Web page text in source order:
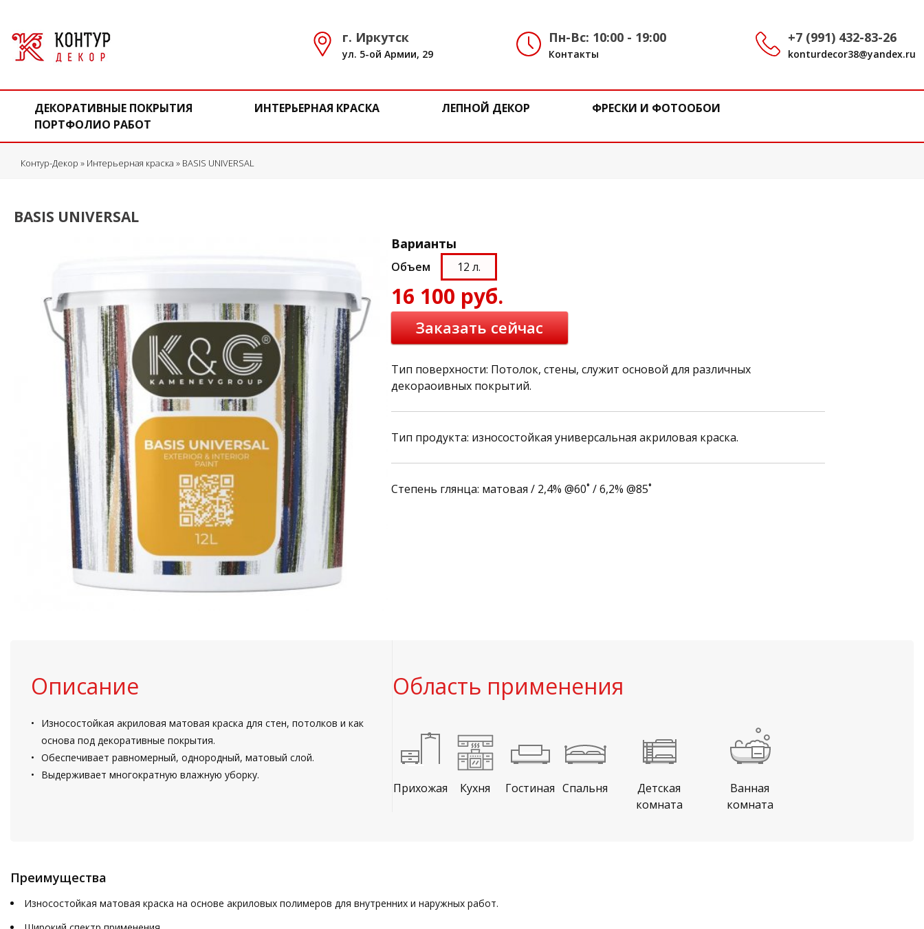
г. Иркутск
ул. 5-ой Армии, 29
Пн-Вс: 10:00 - 19:00
Контакты
+7 (991) 432-83-26
konturdecor38@yandex.ru
ДЕКОРАТИВНЫЕ ПОКРЫТИЯ ИНТЕРЬЕРНАЯ КРАСКА ЛЕПНОЙ ДЕКОР
ФРЕСКИ И ФОТООБОИ
ПОРТФОЛИО РАБОТ
Контур-Декор » Интерьерная краска » BASIS UNIVERSAL
BASIS UNIVERSAL
Варианты
Объем 12 л.
16 100 руб.
Заказать сейчас
Тип поверхности: Потолок, стены, служит основой для различных
декораоивных покрытий.
Тип продукта: износостойкая универсальная акриловая краска.
Степень глянца: матовая / 2,4% @60˚ / 6,2% @85˚
Описание
Износостойкая акриловая матовая краска для стен, потолков и как
основа под декоративные покрытия.
Обеспечивает равномерный, однородный, матовый слой.
Выдерживает многократную влажную уборку.
Область применения
Прихожая Кухня Гостиная Спальня
Детская
комната
Ванная
комната
Преимущества
Износостойкая матовая краска на основе акриловых полимеров для внутренних и наружных работ.